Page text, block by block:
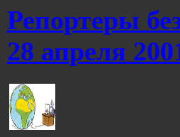
Репортеры
28 апреля